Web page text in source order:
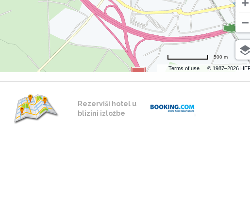
Terms of use © 1987–2026
500 m
Rezerviši hotel u
blizini izložbe